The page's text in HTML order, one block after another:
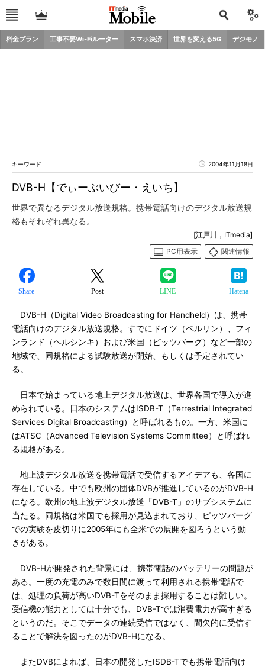
料金プラン 工事不要Wi-Fiルーター スマホ決済 世界を変える5G デジモノ
キーワード 2004年11月18日
DVB-H【でぃーぶいびー・えいち】
世界で異なるデジタル放送規格。携帯電話向けのデジタル放送規
格もそれぞれ異なる。
[江戸川，ITmedia]
PC用表示
関連情報
Share Post LINE Hatena
DVB-H（Digital Video Broadcasting for Handheld）は、携帯
電話向けのデジタル放送規格。すでにドイツ（ベルリン）、フィ
ンランド（ヘルシンキ）および米国（ピッツバーグ）など一部の
地域で、同規格による試験放送が開始、もしくは予定されてい
る。
日本で始まっている地上デジタル放送は、世界各国で導入が進
められている。日本のシステムはISDB-T（Terrestrial Integrated
Services Digital Broadcasting）と呼ばれるもの。一方、米国に
はATSC（Advanced Television Systems Committee）と呼ばれ
る規格がある。
地上波デジタル放送を携帯電話で受信するアイデアも、各国に
存在している。中でも欧州の団体DVBが推進しているのがDVB-H
になる。欧州の地上波デジタル放送「DVB-T」のサブシステムに
当たる。同規格は米国でも採用が見込まれており、ピッツバーグ
での実験を皮切りに2005年にも全米での展開を図ろうという動
きがある。
DVB-Hが開発された背景には、携帯電話のバッテリーの問題が
ある。一度の充電のみで数日間に渡って利用される携帯電話で
は、処理の負荷が高いDVB-Tをそのまま採用することは難しい。
受信機の能力としては十分でも、DVB-Tでは消費電力が高すぎる
というのだ。そこでデータの連続受信ではなく、間欠的に受信す
ることで解決を図ったのがDVB-Hになる。
またDVBによれば、日本の開発したISDB-Tでも携帯電話向け